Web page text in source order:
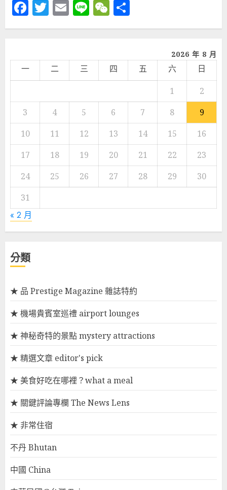
Facebook
Twitter
Email
LineWeChat
享
2026 年 8 月
一 二 三 四 五 六
日
1
2
3
4 5 6 7 8
9
10
11 12 13 14 15
16
17
18 19 20 21 22
23
24
25 26 27 28 29
30
31
« 2 月
分類
★ 品 Prestige Magazine 雜誌特約
★ 機場貴賓室巡禮 airport lounges
★ 神秘奇特的景點 mystery attractions
★ 精選文章 editor's pick
★ 美食好吃在哪裡？what a meal
★ 關鍵評論專欄 The News Lens
★ 非常住宿
不丹 Bhutan
中國 China